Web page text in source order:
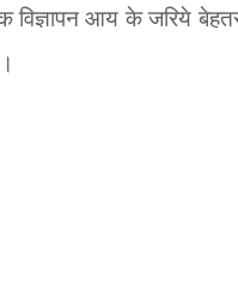
आय के जरिये